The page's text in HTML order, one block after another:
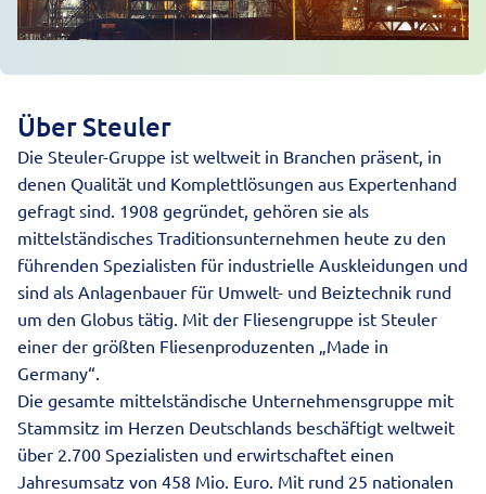
Über Steuler
Die Steuler-Gruppe ist weltweit in Branchen präsent, in
denen Qualität und Komplettlösungen aus Expertenhand
gefragt sind. 1908 gegründet, gehören sie als
mittelständisches Traditionsunternehmen heute zu den
führenden Spezialisten für industrielle Auskleidungen und
sind als Anlagenbauer für Umwelt- und Beiztechnik rund
um den Globus tätig. Mit der Fliesengruppe ist Steuler
einer der größten Fliesenproduzenten „Made in
Germany“.
Die gesamte mittelständische Unternehmensgruppe mit
Stammsitz im Herzen Deutschlands beschäftigt weltweit
über 2.700 Spezialisten und erwirtschaftet einen
Jahresumsatz von 458 Mio. Euro. Mit rund 25 nationalen